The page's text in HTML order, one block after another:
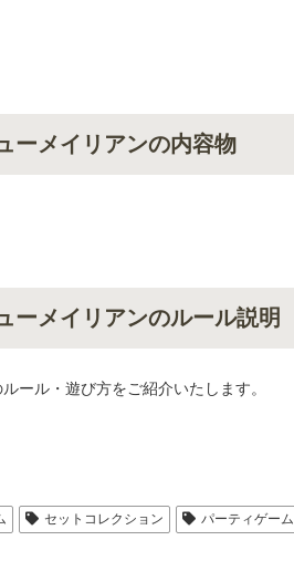
ーメイリアンの内容物
メイリアンのルール説明
ール・遊び方をご紹介いたします。
セットコレクション
パーティゲーム